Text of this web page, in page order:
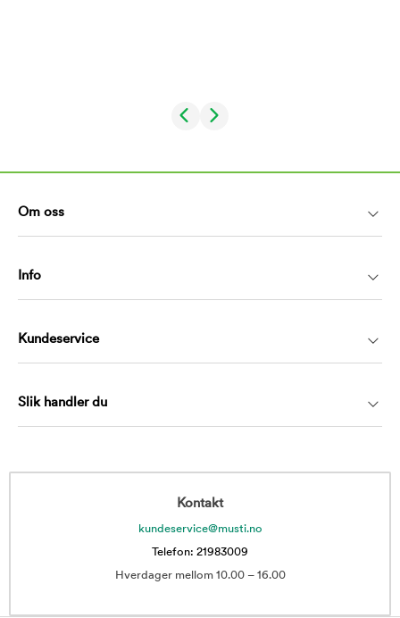
Om oss
Info
Kundeservice
Slik handler du
Kontakt
kundeservice@musti.no
Telefon: 21983009
Hverdager mellom 10.00 – 16.00